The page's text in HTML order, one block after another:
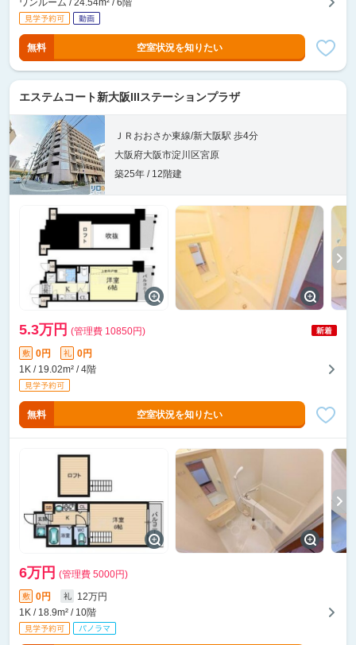
ワンルーム / 24.54m² / 6階
無料 空室状況を知りたい
エステムコート新大阪IIIステーションプラザ
ＪＲおおさか東線/新大阪駅 歩4分
大阪府大阪市淀川区宮原
築25年 / 12階建
5.3万円 (管理費 10850円)
敷 0円 礼
0円
1K / 19.02m² / 4階
無料 空室状況を知りたい
6万円 (管理費 5000円)
敷 0円 礼
12万円
1K / 18.9m² / 10階